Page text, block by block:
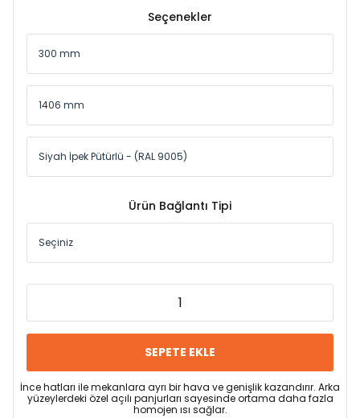
Seçenekler
Ürün Bağlantı Tipi
SEPETE EKLE
İnce hatları ile mekanlara ayrı bir hava ve genişlik kazandırır. Arka
yüzeylerdeki özel açılı panjurları sayesinde ortama daha fazla
homojen ısı sağlar.